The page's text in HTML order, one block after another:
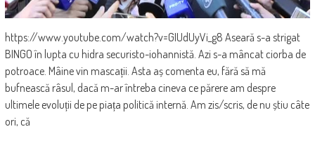
https://www.youtube.com/watch?v=GIUdUyVi_g8 Aseară s-a strigat
BINGO în lupta cu hidra securisto-iohannistă. Azi s-a mâncat ciorba de
potroace. Mâine vin mascații. Asta aș comenta eu, fără să mă
bufnească râsul, dacă m-ar întreba cineva ce părere am despre
ultimele evoluții de pe piața politică internă. Am zis/scris, de nu știu câte
ori, că